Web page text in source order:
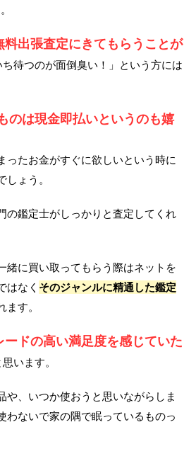
料出張査定にきてもらうことが
待つのが面倒臭い！」という方には
のは現金即払いというのも嬉
ったお金がすぐに欲しいという時に
ょう。
の鑑定士がしっかりと査定してくれ
緒に買い取ってもらう際はネットを
はなく そのジャンルに精通した鑑定
ます。
ードの高い満足度を感じていた
います。
や、いつか使おうと思いながらしま
わないで家の隅で眠っているものっ